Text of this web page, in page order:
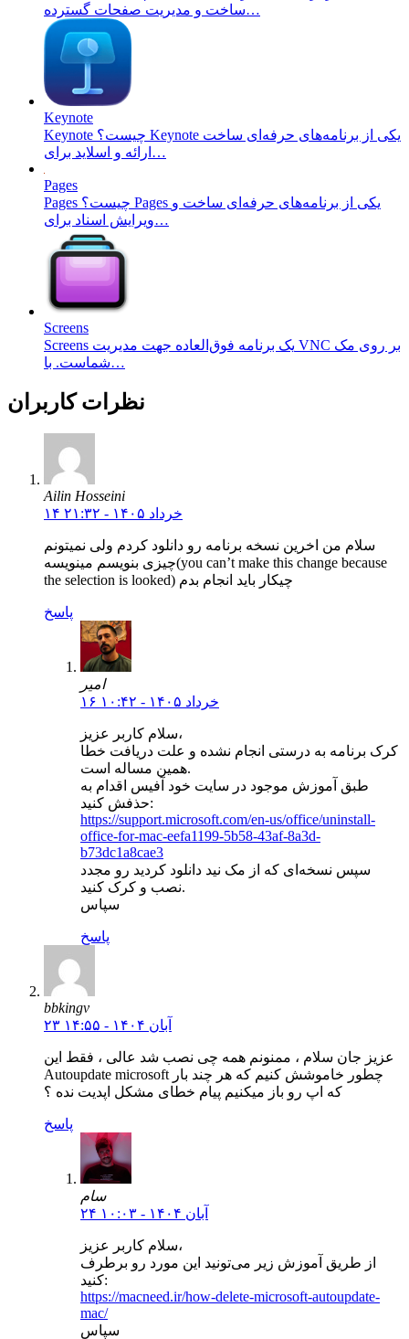
ساخت و مدیریت صفحات گسترده…
Keynote
Keynote چیست؟ Keynote یکی از برنامه‌های حرفه‌ای ساخت
ارائه و اسلاید برای…
Pages
Pages چیست؟ Pages یکی از برنامه‌های حرفه‌ای ساخت و
ویرایش اسناد برای…
Screens
Screens یک برنامه فوق‌العاده جهت مدیریت VNC بر روی مک
شماست. با…
نظرات کاربران
Ailin Hosseini
۱۴ خرداد ۱۴۰۵ - ۲۱:۳۲
سلام من اخرین نسخه برنامه رو دانلود کردم ولی نمیتونم
چیزی بنویسم مینویسه(you can’t make this change because
the selection is looked) چیکار باید انجام بدم
پاسخ
امیر
۱۶ خرداد ۱۴۰۵ - ۱۰:۴۲
سلام کاربر عزیز،
کرک برنامه به درستی انجام نشده و علت دریافت خطا
همین مساله است.
طبق آموزش موجود در سایت خود آفیس اقدام به
حذفش کنید:
https://support.microsoft.com/en-us/office/uninstall-
office-for-mac-eefa1199-5b58-43af-8a3d-
b73dc1a8cae3
سپس نسخه‌ای که از مک نید دانلود کردید رو مجدد
نصب و کرک کنید.
سپاس
پاسخ
bbkingv
۲۳ آبان ۱۴۰۴ - ۱۴:۵۵
عزیز جان سلام ، ممنونم همه چی نصب شد عالی ، فقط این
Autoupdate microsoft چطور خاموشش کنیم که هر چند بار
که اپ رو باز میکنیم پیام خطای مشکل اپدیت نده ؟
پاسخ
سام
۲۴ آبان ۱۴۰۴ - ۱۰:۰۳
سلام کاربر عزیز،
از طریق آموزش زیر می‌تونید این مورد رو برطرف
کنید:
https://macneed.ir/how-delete-microsoft-autoupdate-
mac/
سپاس